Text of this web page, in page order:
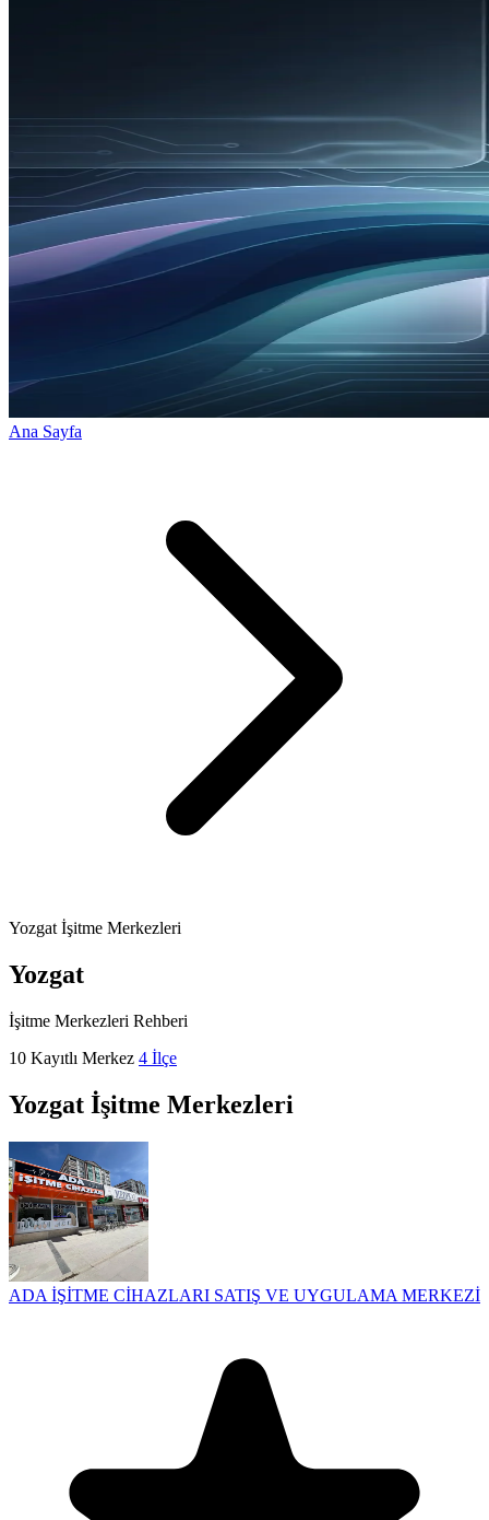
Ana Sayfa
Yozgat İşitme Merkezleri
Yozgat
İşitme Merkezleri Rehberi
10 Kayıtlı Merkez 4 İlçe
Yozgat İşitme Merkezleri
ADA İŞİTME CİHAZLARI SATIŞ VE UYGULAMA MERKEZİ